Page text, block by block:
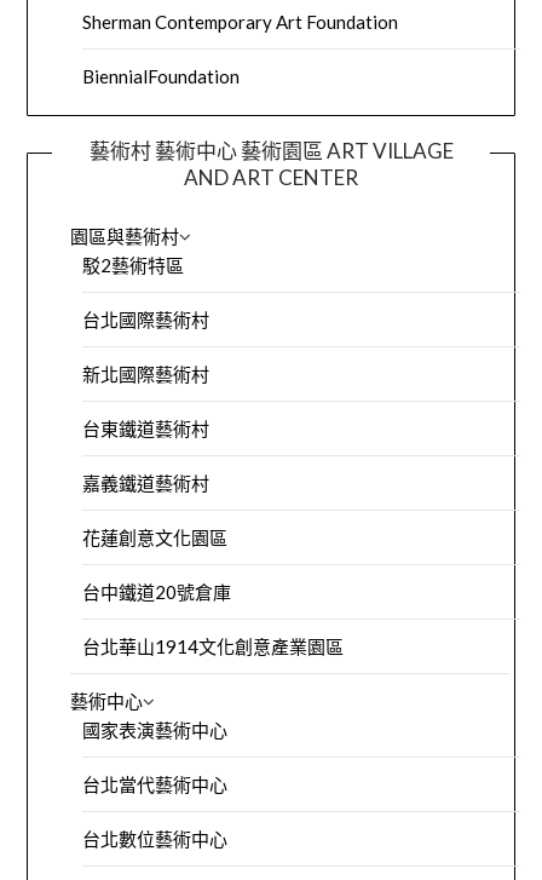
Sherman Contemporary Art Foundation
BiennialFoundation
藝術村 藝術中心 藝術園區 ART VILLAGE
AND ART CENTER
園區與藝術村
駁2藝術特區
台北國際藝術村
新北國際藝術村
台東鐵道藝術村
嘉義鐵道藝術村
花蓮創意文化園區
台中鐵道20號倉庫
台北華山1914文化創意產業園區
藝術中心
國家表演藝術中心
台北當代藝術中心
台北數位藝術中心